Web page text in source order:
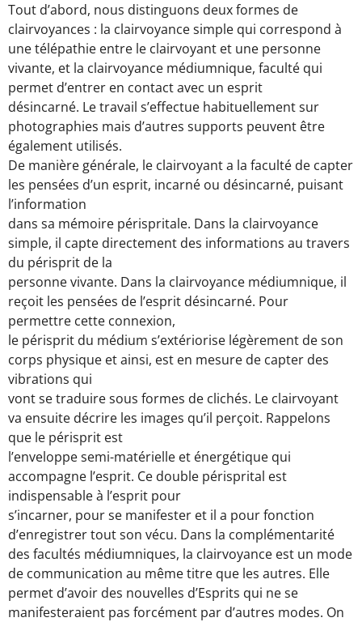
Tout d’abord, nous distinguons deux formes de
clairvoyances : la clairvoyance simple qui correspond à
une télépathie entre le clairvoyant et une personne
vivante, et la clairvoyance médiumnique, faculté qui
permet d’entrer en contact avec un esprit
désincarné. Le travail s’effectue habituellement sur
photographies mais d’autres supports peuvent être
également utilisés.
De manière générale, le clairvoyant a la faculté de capter
les pensées d’un esprit, incarné ou désincarné, puisant
l’information
dans sa mémoire périspritale. Dans la clairvoyance
simple, il capte directement des informations au travers
du périsprit de la
personne vivante. Dans la clairvoyance médiumnique, il
reçoit les pensées de l’esprit désincarné. Pour
permettre cette connexion,
le périsprit du médium s’extériorise légèrement de son
corps physique et ainsi, est en mesure de capter des
vibrations qui
vont se traduire sous formes de clichés. Le clairvoyant
va ensuite décrire les images qu’il perçoit. Rappelons
que le périsprit est
l’enveloppe semi-matérielle et énergétique qui
accompagne l’esprit. Ce double périsprital est
indispensable à l’esprit pour
s’incarner, pour se manifester et il a pour fonction
d’enregistrer tout son vécu. Dans la complémentarité
des facultés médiumniques, la clairvoyance est un mode
de communication au même titre que les autres. Elle
permet d’avoir des nouvelles d’Esprits qui ne se
manifesteraient pas forcément par d’autres modes. On